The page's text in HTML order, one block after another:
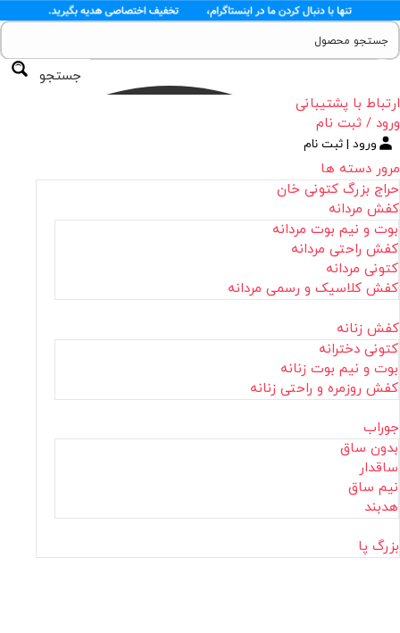
جستجو
ارتباط با پشتیبانی
ورود / ثبت نام
ورود | ثبت نام
مرور دسته ها
حراج بزرگ کتونی خان
کفش مردانه
بوت و نیم بوت مردانه
کفش راحتی مردانه
کتونی مردانه
کفش کلاسیک و رسمی مردانه
کفش زنانه
کتونی دخترانه
بوت و نیم بوت زنانه
کفش روزمره و راحتی زنانه
جوراب
بدون ساق
ساقدار
نیم ساق
هدبند
بزرگ پا